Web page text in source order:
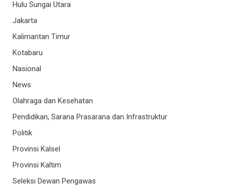
Hulu Sungai Utara
Jakarta
Kalimantan Timur
Kotabaru
Nasional
News
Olahraga dan Kesehatan
Pendidikan, Sarana Prasarana dan Infrastruktur
Politik
Provinsi Kalsel
Provinsi Kaltim
Seleksi Dewan Pengawas